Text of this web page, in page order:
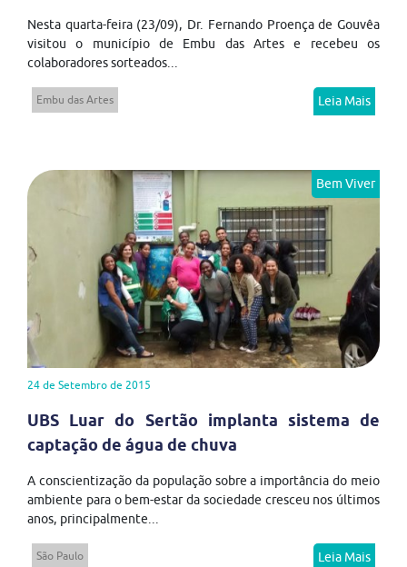
Nesta quarta-feira (23/09), Dr. Fernando Proença de Gouvêa
visitou o município de Embu das Artes e recebeu os
colaboradores sorteados...
Embu das Artes Leia Mais
Bem Viver
24 de Setembro de 2015
UBS Luar do Sertão implanta sistema de
captação de água de chuva
A conscientização da população sobre a importância do meio
ambiente para o bem-estar da sociedade cresceu nos últimos
anos, principalmente...
São Paulo Leia Mais